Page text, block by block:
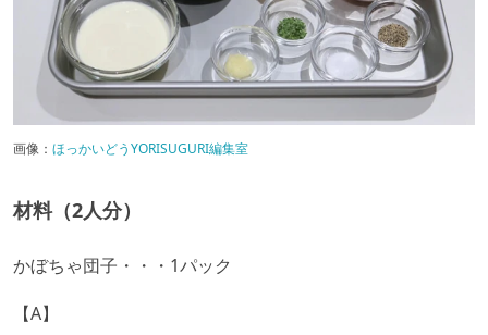
画像： ほっかいどうYORISUGURI編集室
材料（2人分）
かぼちゃ団子・・・1パック
【A】